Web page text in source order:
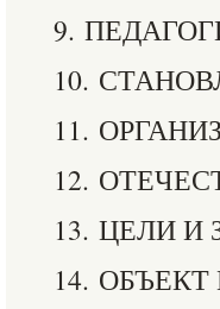
9.
10.
11.
12.
13. ЦЕЛИ И
14.